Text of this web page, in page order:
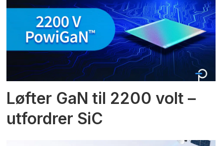
Løfter GaN til 2200 volt –
utfordrer SiC